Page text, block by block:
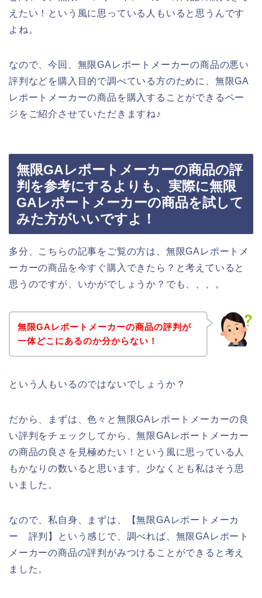
えたい！という風に思っている人もいると思うんです
よね。
なので、今回、無限GAレポートメーカーの商品の悪い
評判などを購入目的で調べている方のために、無限GA
レポートメーカーの商品を購入することができるペー
ジをご紹介させていただきますね♪
無限GAレポートメーカーの商品の評
判を参考にするよりも、実際に無限
GAレポートメーカーの商品を試して
みた方がいいですよ！
多分、こちらの記事をご覧の方は、無限GAレポートメ
ーカーの商品を今すぐ購入できたら？と考えていると
思うのですが、いかがでしょうか？でも、、、。
無限GAレポートメーカーの商品の評判が
一体どこにあるのか分からない！
という人もいるのではないでしょうか？
だから、まずは、色々と無限GAレポートメーカーの良
い評判をチェックしてから、無限GAレポートメーカー
の商品の良さを見極めたい！という風に思っている人
もかなりの数いると思います。少なくとも私はそう思
いました。
なので、私自身、まずは、【無限GAレポートメーカ
ー 評判】という感じで、調べれば、無限GAレポート
メーカーの商品の評判がみつけることができると考え
ました。